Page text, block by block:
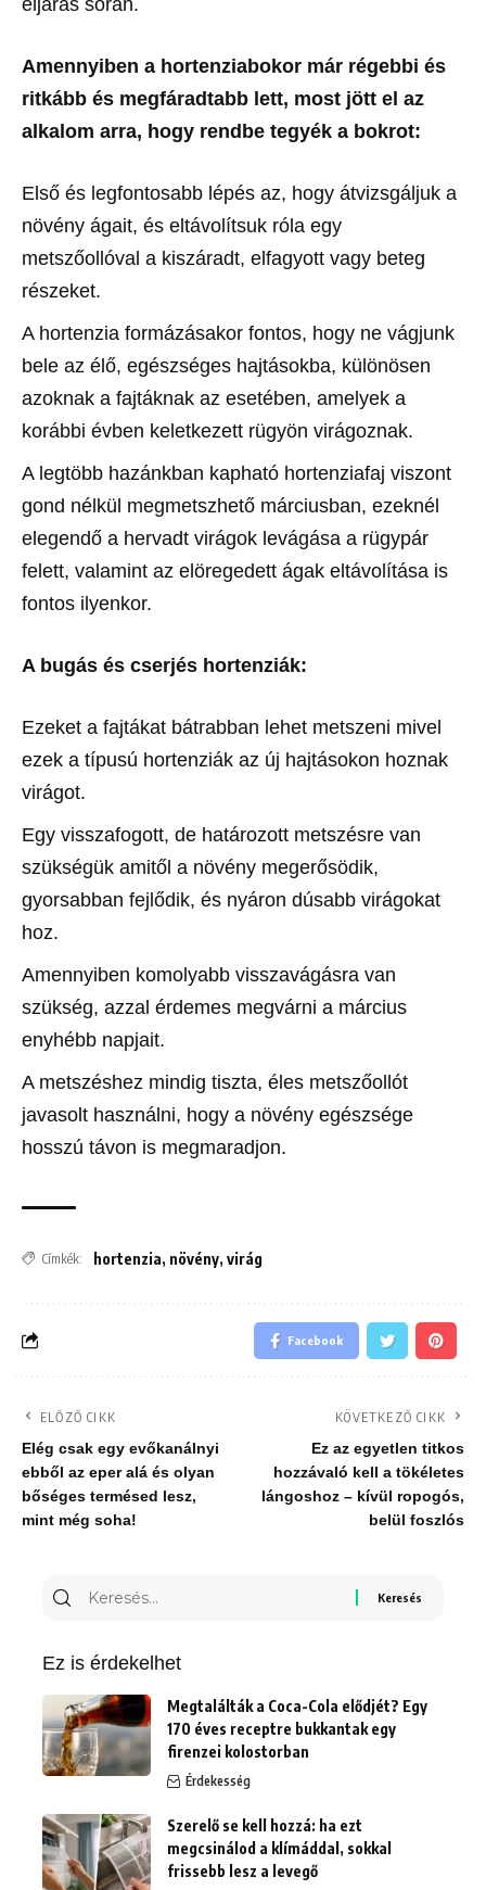
Amennyiben a hortenziabokor már régebbi és
ritkább és megfáradtabb lett, most jött el az
alkalom arra, hogy rendbe tegyék a bokrot:
Első és legfontosabb lépés az, hogy átvizsgáljuk a
növény ágait, és eltávolítsuk róla egy
metszőollóval a kiszáradt, elfagyott vagy beteg
részeket.
A hortenzia formázásakor fontos, hogy ne vágjunk
bele az élő, egészséges hajtásokba, különösen
azoknak a fajtáknak az esetében, amelyek a
korábbi évben keletkezett rügyön virágoznak.
A legtöbb hazánkban kapható hortenziafaj viszont
gond nélkül megmetszhető márciusban, ezeknél
elegendő a hervadt virágok levágása a rügypár
felett, valamint az elöregedett ágak eltávolítása is
fontos ilyenkor.
A bugás és cserjés hortenziák:
Ezeket a fajtákat bátrabban lehet metszeni mivel
ezek a típusú hortenziák az új hajtásokon hoznak
virágot.
Egy visszafogott, de határozott metszésre van
szükségük amitől a növény megerősödik,
gyorsabban fejlődik, és nyáron dúsabb virágokat
hoz.
Amennyiben komolyabb visszavágásra van
szükség, azzal érdemes megvárni a március
enyhébb napjait.
A metszéshez mindig tiszta, éles metszőollót
javasolt használni, hogy a növény egészsége
hosszú távon is megmaradjon.
Címkék: hortenzia, növény, virág
Facebook
ELŐZŐ CIKK
Elég csak egy evőkanálnyi
ebből az eper alá és olyan
bőséges termésed lesz,
mint még soha!
KÖVETKEZŐ CIKK
Ez az egyetlen titkos
hozzávaló kell a tökéletes
lángoshoz – kívül ropogós,
belül foszlós
Keresés
Ez is érdekelhet
Megtalálták a Coca-Cola elődjét? Egy
170 éves receptre bukkantak egy
firenzei kolostorban
Érdekesség
Szerelő se kell hozzá: ha ezt
megcsinálod a klímáddal, sokkal
frissebb lesz a levegő